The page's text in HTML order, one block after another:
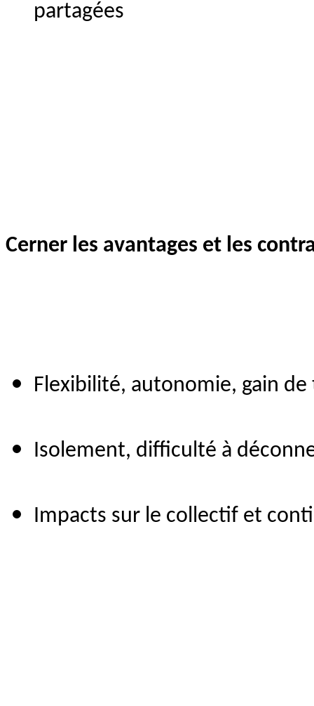
partagées
Cerner les avantages et les
Flexibilité, autonomie, gain
Isolement, difficulté à
Impacts sur le collectif et